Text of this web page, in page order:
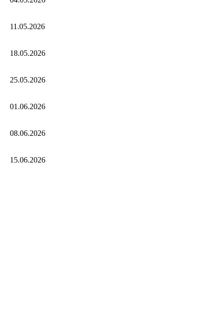
11.05.2026
18.05.2026
25.05.2026
01.06.2026
08.06.2026
15.06.2026